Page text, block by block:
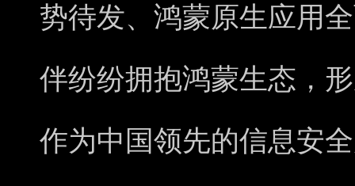
势待发、鸿蒙原生应用
伴纷纷拥抱鸿蒙生态，
作为中国领先的信息安